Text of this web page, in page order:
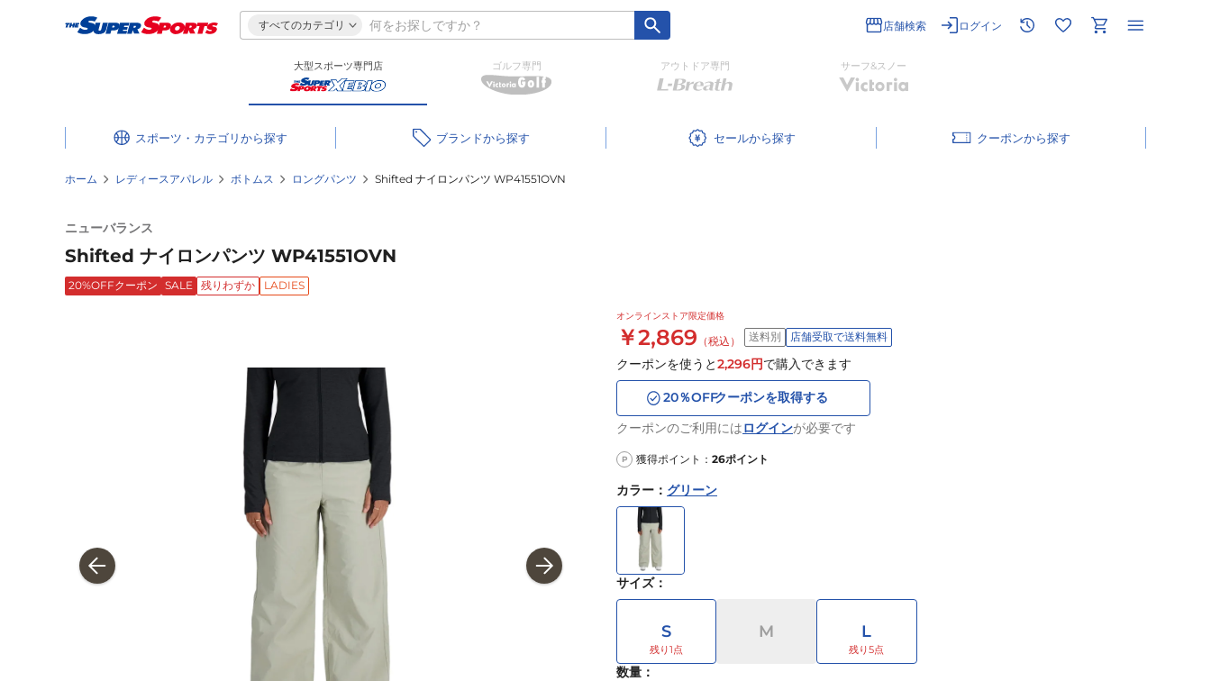
すべてのカテゴリ 店舗検索 ログイン
大型スポーツ専門店 ゴルフ専門 アウトドア専門 サーフ&スノー
スポーツ・カテゴリ ブランド セール クーポン
ホーム レディースアパレル ボトムス ロングパンツ Shifted ナイロンパンツ WP41551OVN
ニューバランス
Shifted ナイロンパンツ WP41551OVN
20%OFFクーポン SALE 残りわずか LADIES
オンラインストア限定価格
￥2,869 （税込） 送料別 店舗受取で送料無料
クーポンを使うと2,296円で購入できます
20％OFFクーポンを取得する
クーポンのご利用にはログインが必要です
P 獲得ポイント： 26ポイント
カラー ： グリーン
サイズ：
S M L
数量：